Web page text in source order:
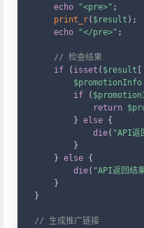
echo
"<pre>" ;
print_r( $result ) ;
echo
"</pre>" ;
// 检查结果
if
( isset ( $result
$promotionInfo
if
(
return
} else {
die( "API
}
} else {
die( "API返回结
}
}
// 生成推广链接